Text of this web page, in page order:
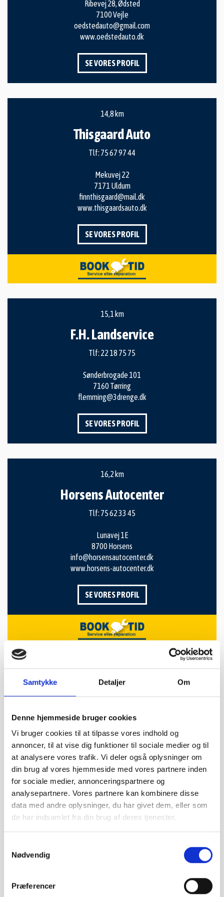
Samtykke Detaljer Om
Denne hjemmeside bruger cookies
Vi bruger cookies til at tilpasse vores indhold og
annoncer, til at vise dig funktioner til sociale medier og til
at analysere vores trafik. Vi deler også oplysninger om
din brug af vores hjemmeside med vores partnere inden
for sociale medier, annonceringspartnere og
analysepartnere. Vores partnere kan kombinere disse
data med andre oplysninger, du har givet dem, eller som
de har indsamlet fra din brug af deres tjenester.
Nødvendig
Præferencer
Ribevej 28, Ødsted
7100 Vejle
oedstedauto@gmail.com
www.oedstedauto.dk
SE VORES PROFIL
14,8 km
Thisgaard Auto
Tlf: 75 67 97 44
Mekuvej 22
7171 Uldum
finnthisgaard@mail.dk
www.thisgaardsauto.dk
SE VORES PROFIL
15,1 km
F.H. Landservice
Tlf: 22 18 75 75
Sønderbrogade 101
7160 Tørring
flemming@3drenge.dk
SE VORES PROFIL
16,2 km
Horsens Autocenter
Tlf: 75 62 33 45
Lunavej 1E
8700 Horsens
info@horsensautocenter.dk
www.horsens-autocenter.dk
SE VORES PROFIL
Viuf Autoværksted
21 53 64 20
Storegaden 80
6052 Viuf
faktura@viufauto.dk
SE VORES PROFIL
18 km